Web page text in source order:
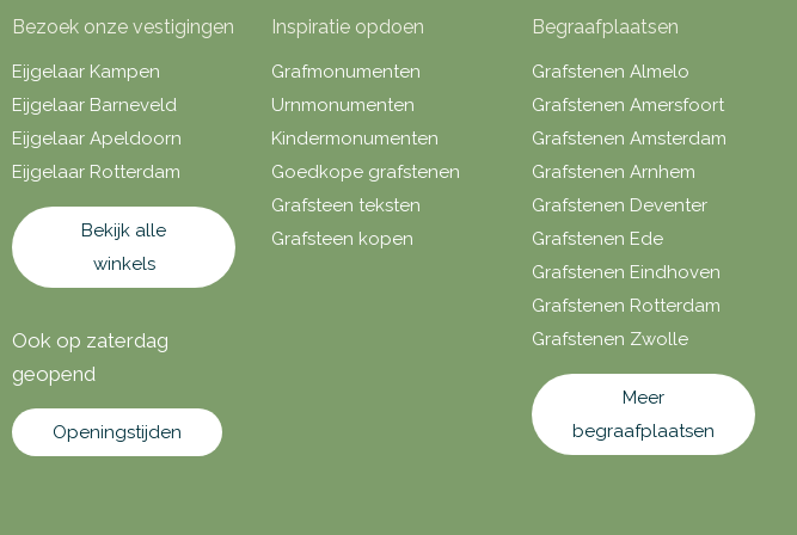
Bezoek onze vestigingen
Eijgelaar Kampen
Eijgelaar Barneveld
Eijgelaar Apeldoorn
Eijgelaar Rotterdam
Bekijk alle
winkels
Ook op zaterdag
geopend
Openingstijden
Inspiratie opdoen
Grafmonumenten
Urnmonumenten
Kindermonumenten
Goedkope grafstenen
Grafsteen teksten
Grafsteen kopen
Begraafplaatsen
Grafstenen Almelo
Grafstenen Amersfoort
Grafstenen Amsterdam
Grafstenen Arnhem
Grafstenen Deventer
Grafstenen Ede
Grafstenen Eindhoven
Grafstenen Rotterdam
Grafstenen Zwolle
Meer
begraafplaatsen